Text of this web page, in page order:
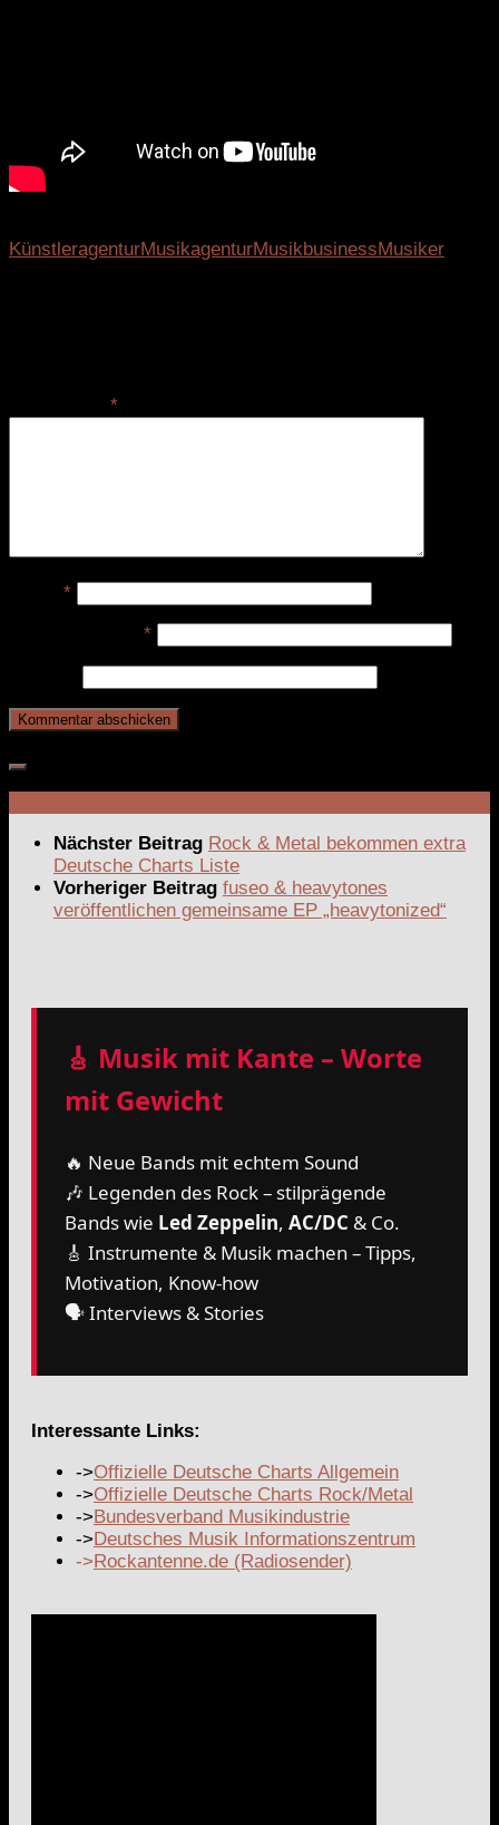
KünstleragenturMusikagenturMusikbusinessMusiker
*
*
*
Nächster Beitrag Rock & Metal bekommen extra
Deutsche Charts Liste
Vorheriger Beitrag fuseo & heavytones
veröffentlichen gemeinsame EP „heavytonized“
🎸 Musik mit Kante – Worte
mit Gewicht
🔥 Neue Bands mit echtem Sound
🎶 Legenden des Rock – stilprägende
Bands wie Led Zeppelin,AC/DC & Co.
🎸 Instrumente & Musik machen – Tipps,
Motivation, Know-how
🗣️ Interviews & Stories
Interessante Links:
->Offizielle Deutsche Charts Allgemein
->Offizielle Deutsche Charts Rock/Metal
->Bundesverband Musikindustrie
->Deutsches Musik Informationszentrum
->Rockantenne.de (Radiosender)